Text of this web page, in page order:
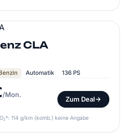
CLA
Automatik 136 PS
/Mon.
Zum Deal
114 g/km (komb.) keine Angabe